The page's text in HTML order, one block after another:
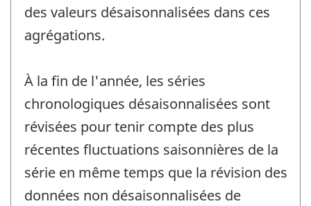
des valeurs désaisonnalisées dans ces
agrégations.
À la fin de l'année, les séries
chronologiques désaisonnalisées sont
révisées pour tenir compte des plus
récentes fluctuations saisonnières de la
série en même temps que la révision des
données non désaisonnalisées de